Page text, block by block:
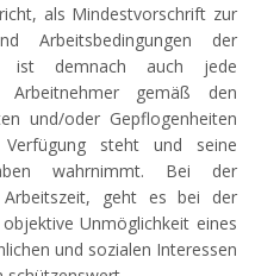
als Mindestvorschrift zur
Arbeitsbedingungen der
ist demnach auch jede
gemäß den
und/oder Gepflogenheiten
steht und seine
wahrnimmt. Bei der
Arbeitszeit, geht es bei der
Unmöglichkeit eines
und sozialen Interessen